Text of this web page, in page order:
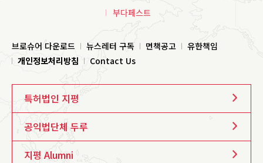
부다페스트
브로슈어 다운로드 뉴스레터 구독 면책공고
유한책임
개인정보처리방침
Contact Us
특허법인 지평
공익법단체 두루
지평 Alumni